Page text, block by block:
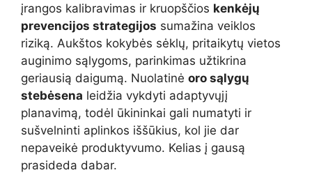
įrangos kalibravimas ir kruopščios kenkėjų
prevencijos strategijos sumažina veiklos
riziką. Aukštos kokybės sėklų, pritaikytų vietos
auginimo sąlygoms, parinkimas užtikrina
geriausią daigumą. Nuolatinė oro sąlygų
stebėsena leidžia vykdyti adaptyvųjį
planavimą, todėl ūkininkai gali numatyti ir
sušvelninti aplinkos iššūkius, kol jie dar
nepaveikė produktyvumo. Kelias į gausą
prasideda dabar.